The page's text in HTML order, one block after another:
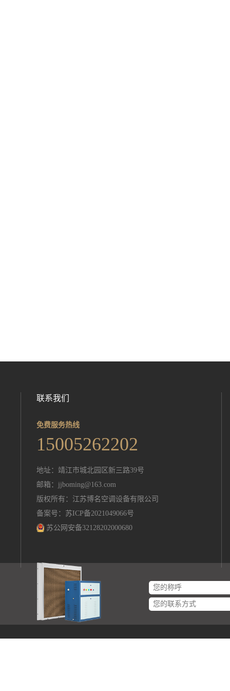
联系我们
免费服务热线
15005262202
地址：靖江市城北园区新三路39号
邮箱： jjboming@163.com
版权所有：江苏博名空调设备有限公司
备案号：苏ICP备2021049066号
苏公网安备32128202000680